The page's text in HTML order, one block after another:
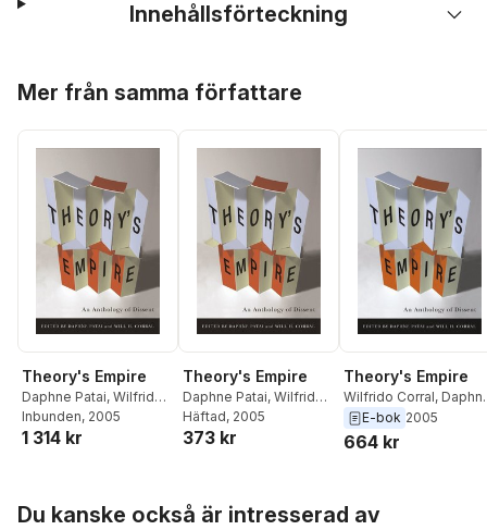
Innehållsförteckning
Mer från samma författare
Theory's Empire
Daphne Patai, Wilfrido
Corral
Inbunden, 2005
1 314 kr
Theory's Empire
Daphne Patai, Wilfrido
Corral
Häftad, 2005
373 kr
Theory's Empire
Wilfrido Corral,
PataiE-bok 2005
664 kr
Du kanske också är intresserad av